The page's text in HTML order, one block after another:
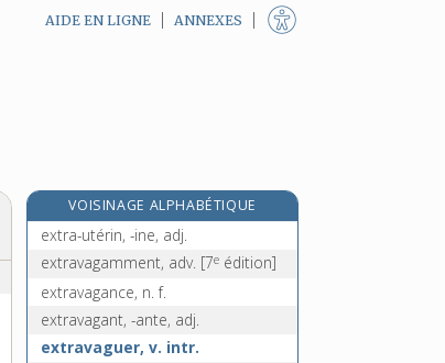
AIDE EN LIGNE ANNEXES
VOISINAGE ALPHABÉTIQUE
extraterritorialité, n. f.
extra-utérin, -ine, adj.
extravagamment, adv. [7e édition]
extravagance, n. f.
extravagant, -ante, adj.
extravaguer, v. intr.